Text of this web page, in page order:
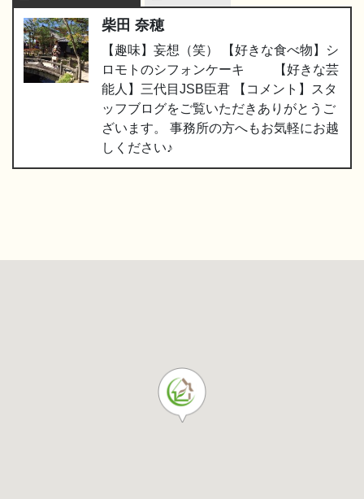
柴田 奈穂
【趣味】妄想（笑） 【好きな食べ物】シ
ロモトのシフォンケーキ 【好きな芸
能人】三代目JSB臣君 【コメント】スタ
ッフブログをご覧いただきありがとうご
ざいます。 事務所の方へもお気軽にお越
しください♪